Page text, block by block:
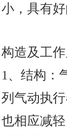
小，具有
构造及工
1、结构：
列气动执
也相应减